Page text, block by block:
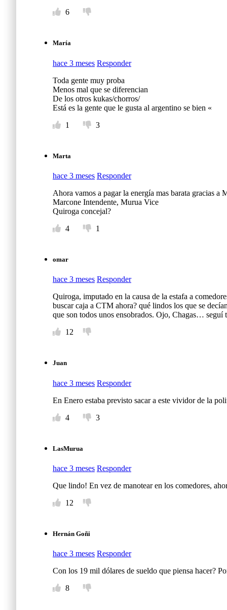
6
María
hace 3 meses Responder
Toda gente muy proba
Menos mal que se diferencian
De los otros kukas/chorros/
Está es la gente que le gusta al argentino se bien «
1
3
Marta
hace 3 meses Responder
Ahora vamos a pagar la energía mas barata gracias a
Marcone Intendente, Murua Vice
Quiroga concejal?
4
1
omar
hace 3 meses Responder
Quiroga, imputado en la causa de la estafa a
buscar caja a CTM ahora? qué lindos los que se
que son todos unos ensobrados. Ojo, Chagas…
12
Juan
hace 3 meses Responder
En Enero estaba previsto sacar a este vividor de la
4
3
LasMurua
hace 3 meses Responder
Que lindo! En vez de manotear en los comedores,
12
Hernán Goñi
hace 3 meses Responder
Con los 19 mil dólares de sueldo que piensa hacer?
8